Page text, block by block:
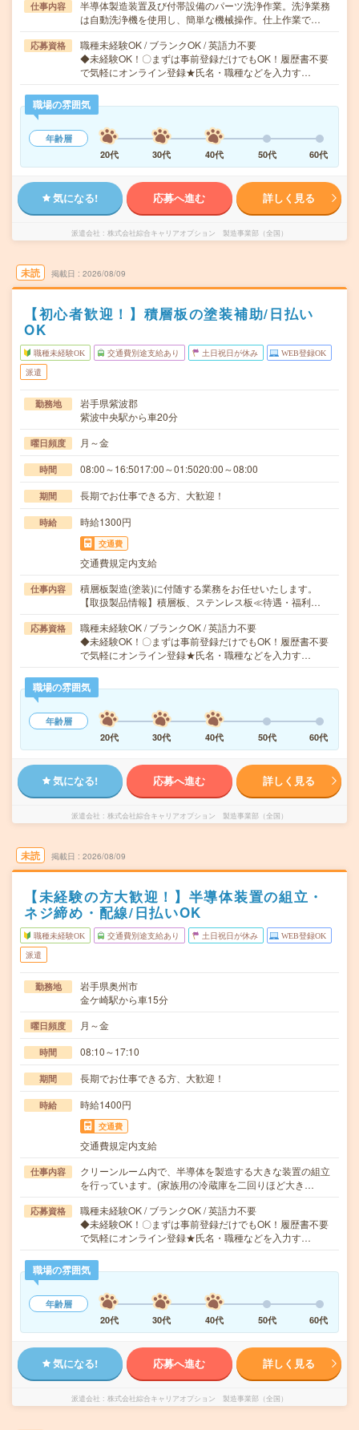
仕事内容
半導体製造装置及び付帯設備のパーツ洗浄作業。洗浄業務
は自動洗浄機を使用し、簡単な機械操作。仕上作業で…
応募資格
職種未経験OK / ブランクOK / 英語力不要
◆未経験OK！〇まずは事前登録だけでもOK！履歴書不要
で気軽にオンライン登録★氏名・職種などを入力す…
職場の雰囲気
年齢層
20代
30代 40代 50代 60代
気になる! 応募へ進む 詳しく見る
派遣会社 株式会社綜合キャリアオプション 製造事業部（全国）
未読 掲載日 2026/08/09
【初心者歓迎！】積層板の塗装補助/日払い
OK
職種未経験OK 交通費別途支給あり 土日祝日が休み WEB登録OK
派遣
勤務地
岩手県紫波郡
紫波中央駅から車20分
曜日頻度 月～金
時間 08:00～16:5017:00～01:5020:00～08:00
期間 長期でお仕事できる方、大歓迎！
時給 時給1300円
交通費
交通費規定内支給
仕事内容
積層板製造(塗装)に付随する業務をお任せいたします。
【取扱製品情報】積層板、ステンレス板≪待遇・福利…
応募資格
職種未経験OK / ブランクOK / 英語力不要
◆未経験OK！〇まずは事前登録だけでもOK！履歴書不要
で気軽にオンライン登録★氏名・職種などを入力す…
職場の雰囲気
年齢層
20代
30代 40代 50代 60代
気になる! 応募へ進む 詳しく見る
派遣会社 株式会社綜合キャリアオプション 製造事業部（全国）
未読 掲載日 2026/08/09
【未経験の方大歓迎！】半導体装置の組立・
ネジ締め・配線/日払いOK
職種未経験OK 交通費別途支給あり 土日祝日が休み WEB登録OK
派遣
勤務地
岩手県奥州市
金ケ崎駅から車15分
曜日頻度 月～金
時間 08:10～17:10
期間 長期でお仕事できる方、大歓迎！
時給 時給1400円
交通費
交通費規定内支給
仕事内容
クリーンルーム内で、半導体を製造する大きな装置の組立
を行っています。(家族用の冷蔵庫を二回りほど大き…
応募資格
職種未経験OK / ブランクOK / 英語力不要
◆未経験OK！〇まずは事前登録だけでもOK！履歴書不要
で気軽にオンライン登録★氏名・職種などを入力す…
職場の雰囲気
年齢層
20代
30代 40代 50代 60代
気になる! 応募へ進む 詳しく見る
派遣会社 株式会社綜合キャリアオプション 製造事業部（全国）